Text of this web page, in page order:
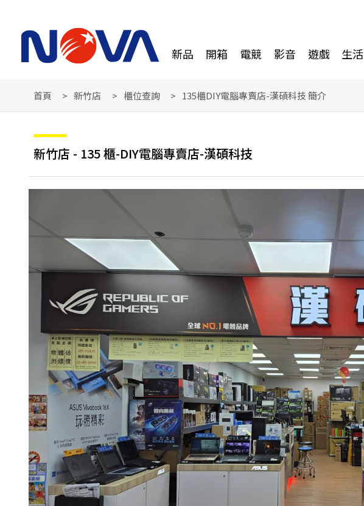
新品 開箱 電競 影音 遊戲 生活
首頁 新竹店 櫃位查詢 135櫃DIY電腦專賣店-漢碩科技 簡介
新竹店 - 135 櫃-DIY電腦專賣店-漢碩科技